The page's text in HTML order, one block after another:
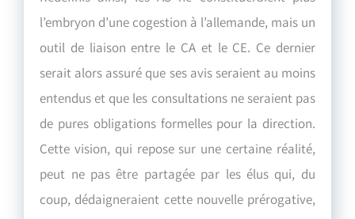
l’embryon d’une cogestion à l’allemande, mais un
outil de liaison entre le CA et le CE. Ce dernier
serait alors assuré que ses avis seraient au moins
entendus et que les consultations ne seraient pas
de pures obligations formelles pour la direction.
Cette vision, qui repose sur une certaine réalité,
peut ne pas être partagée par les élus qui, du
coup, dédaigneraient cette nouvelle prérogative,